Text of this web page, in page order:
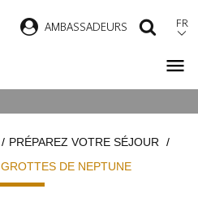
AMBASSADEURS FR
PRÉPAREZ VOTRE SÉJOUR
GROTTES DE NEPTUNE